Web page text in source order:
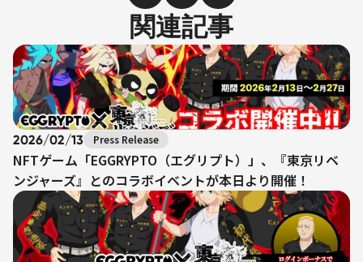
関連記事
2026/02/13 Press Release
NFTゲーム「EGGRYPTO（エグリプト）」、『東京リベ
ンジャーズ』とのコラボイベントが本日より開催！